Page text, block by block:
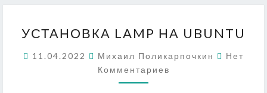
LAMP
UBUNTU
УСТАНОВКА LAMP НА UBUNTU
11.04.2022 Михаил Поликарпочкин
Нет
Комментариев